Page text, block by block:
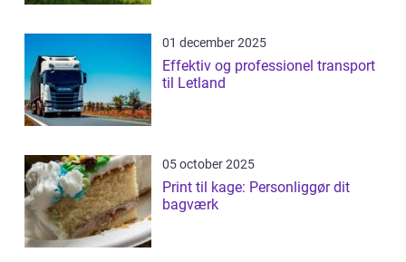
01 december 2025
Effektiv og professionel transport
til Letland
05 october 2025
Print til kage: Personliggør dit
bagværk